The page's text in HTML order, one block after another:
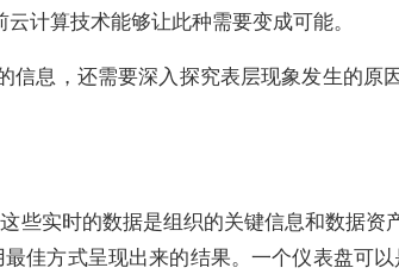
计算技术能够让此种需要变成可能。
息，还需要深入探究表层现象发生的原
实时的数据是组织的关键信息和数据
佳方式呈现出来的结果。一个仪表盘可